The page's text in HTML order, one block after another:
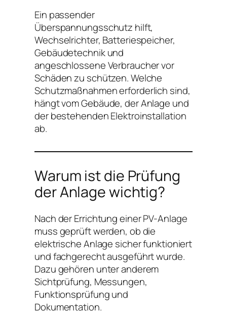
Ein passender
Überspannungsschutz hilft,
Wechselrichter, Batteriespeicher,
Gebäudetechnik und
angeschlossene Verbraucher vor
Schäden zu schützen. Welche
Schutzmaßnahmen erforderlich sind,
hängt vom Gebäude, der Anlage und
der bestehenden Elektroinstallation
ab.
Warum ist die Prüfung
der Anlage wichtig?
Nach der Errichtung einer PV-Anlage
muss geprüft werden, ob die
elektrische Anlage sicher funktioniert
und fachgerecht ausgeführt wurde.
Dazu gehören unter anderem
Sichtprüfung, Messungen,
Funktionsprüfung und
Dokumentation.